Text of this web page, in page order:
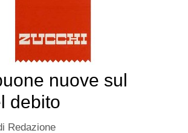
nuove sul
debito
Redazione